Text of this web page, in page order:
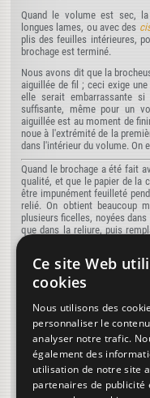
Quand le volume est sec,
longues lames, ou avec des
plis des feuilles intérieures,
brochage est terminé.
Nous avons dit que la
aiguillée de fil ; ceci exige
elle serait embarrassante
suffisante, même pour un
aiguillée est au moment de
noue à l'extrémité de la
dans l'intérieur du volume. On
Quand le brochage a été fait
qualité, et que le papier de la
être impunément feuilleté
relié. On obtient beaucoup
plusieurs ficelles, noyées
que dans la reliure, puis
bonne gualité.
Nous avons vu des
supporté, pendant
fatigues excessives qui les
Dans certains pays, en
périodiques notamment, un
tout à fait défectueux. On
assembler, de les battre, de
colle forte et d'y appliquer
bien tant qu'il n'est pas
celles de l'intérieur qui n'ont
Ce site Web
cookies
Nous utilisons des
personnaliser le
analyser notre trafic.
également des
utilisation de notre site
partenaires de publicité